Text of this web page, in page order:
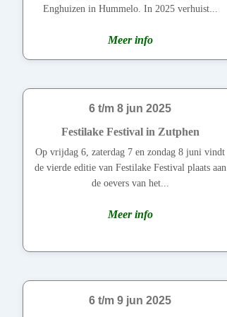
Enghuizen in Hummelo. In 2025 verhuist...
Meer info
6 t/m 8 jun 2025
Festilake Festival in Zutphen
Op vrijdag 6, zaterdag 7 en zondag 8 juni vindt
de vierde editie van Festilake Festival plaats aan
de oevers van het...
Meer info
6 t/m 9 jun 2025